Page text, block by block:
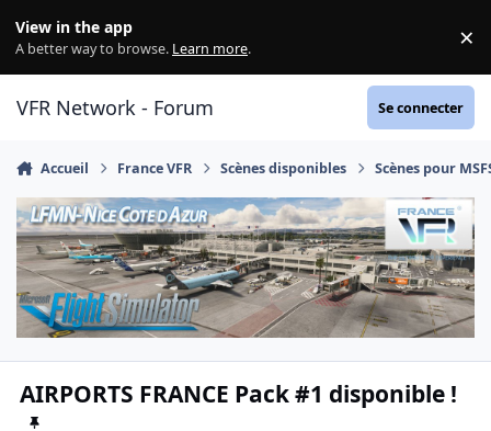
View in the app
A better way to browse. Learn more. ×
VFR Network - Forum Se connecter
Accueil France VFR Scènes disponibles Scènes pour
AIRPORTS FRANCE Pack #1 disponible !